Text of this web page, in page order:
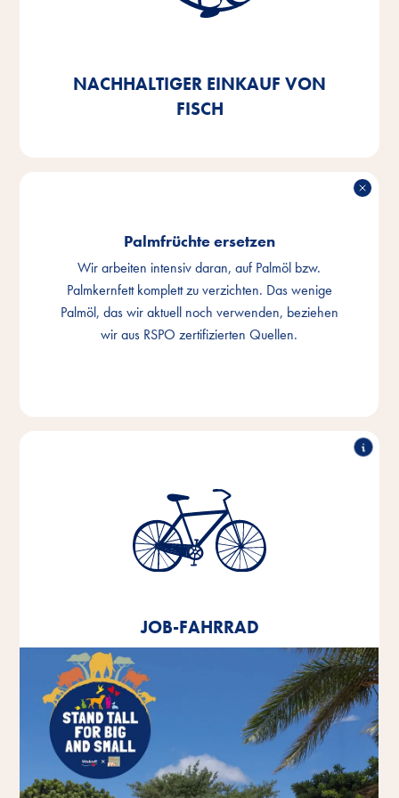
NACHHALTIGER EINKAUF VON
FISCH
Fischnebenerzeugnisse, die wir in unseren Produkten
dies bereits.
Palmfrüchte ersetzen
Wir arbeiten intensiv daran, auf Palmöl bzw.
Palmkernfett komplett zu verzichten. Das wenige
Palmöl, das wir aktuell noch verwenden, beziehen
wir aus RSPO zertifizierten Quellen.
JOB-FAHRRAD
Job-Fahrrad
Seit 2020 bieten wir allen Mitarbeitenden ein
Leasingangebot für ein Job-Fahrrad an.